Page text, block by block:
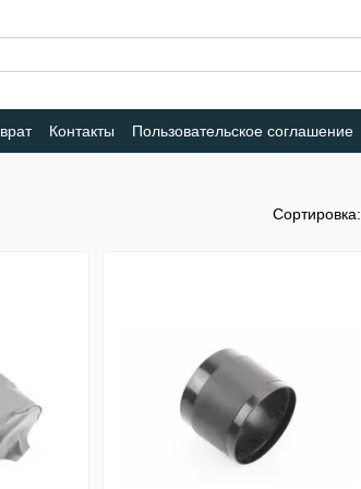
Контакты Пользовательское соглашение
Сортировка: